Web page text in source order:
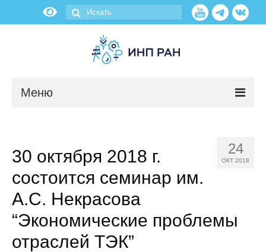
Меню
О нас
Об институте
Научные подразделения
Администрация
24
ОКТ 2018
30 октября 2018 г.
состоится семинар им.
А.С. Некрасова
“Экономические проблемы
отраслей ТЭК”